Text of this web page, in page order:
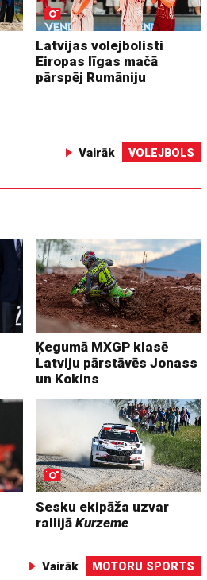
Latvijas volejbolisti
Eiropas līgas mačā
pārspēj Rumāniju
Vairāk VOLEJBOLS
Ķegumā MXGP klasē
Latviju pārstāvēs Jonass
un Kokins
Sesku ekipāža uzvar
rallijāKurzeme
Vairāk MOTORU SPORTS